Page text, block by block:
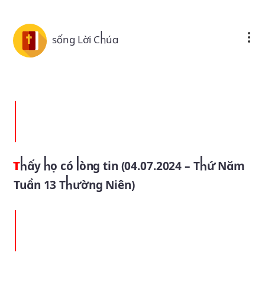
sống Lời Chúa
Thấy họ có lòng tin (04.07.2024 – Thứ Năm
Tuần 13 Thường Niên)